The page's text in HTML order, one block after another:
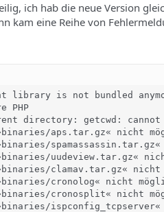
ich hab die neue Version
kam eine Reihe von
library is not bundled
PHP
directory: getcwd:
aps.tar.gz« nicht
uudeview.tar.gz«
clamav.tar.gz« nicht
cronolog« nicht
cronosplit« nicht